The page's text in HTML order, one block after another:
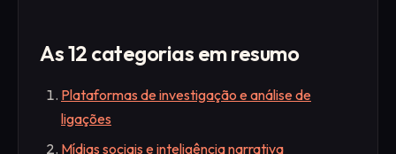
As 12 categorias em resumo
Plataformas de investigação e análise de
ligações
Mídias sociais e inteligência narrativa